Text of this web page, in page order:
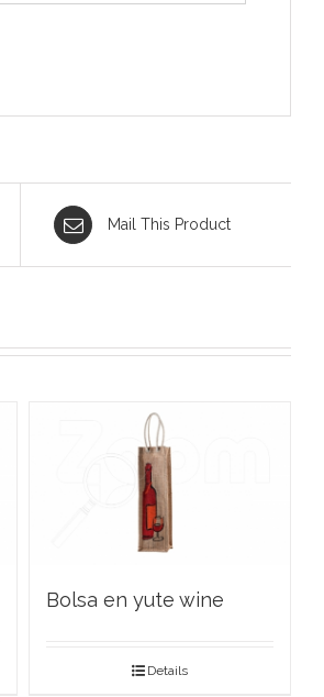
Mail This Product
Bolsa en yute wine
Details